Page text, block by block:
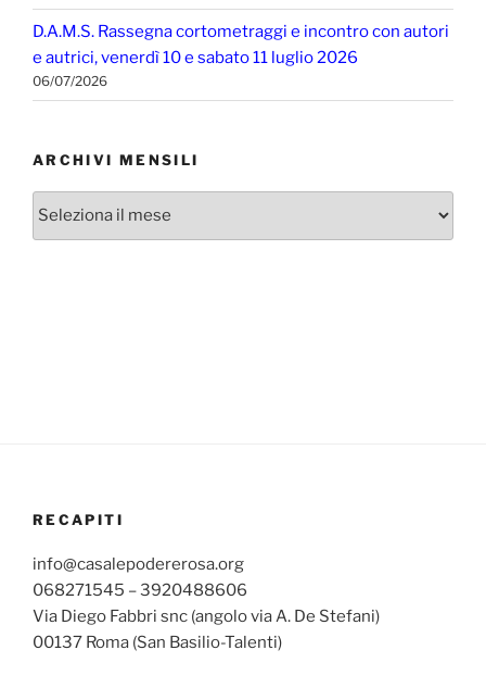
D.A.M.S. Rassegna cortometraggi e incontro con autori
e autrici, venerdì 10 e sabato 11 luglio 2026
06/07/2026
ARCHIVI MENSILI
Archivi
RECAPITI
info@casalepodererosa.org
068271545 – 3920488606
Via Diego Fabbri snc (angolo via A. De Stefani)
00137 Roma (San Basilio-Talenti)